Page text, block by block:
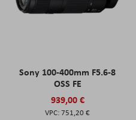
Sony 100-400mm F5.6-8
OSS FE
939,00 €
751,20 €